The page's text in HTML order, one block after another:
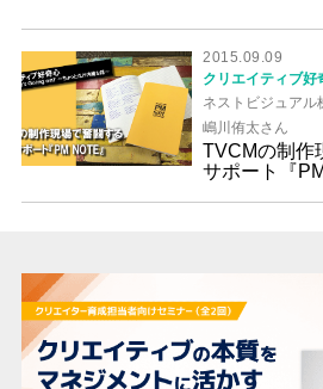
2015.09.09
クリエイティブ好
ネストビジュアル
嶋川侑太さん
TVCMの制作
サポート『